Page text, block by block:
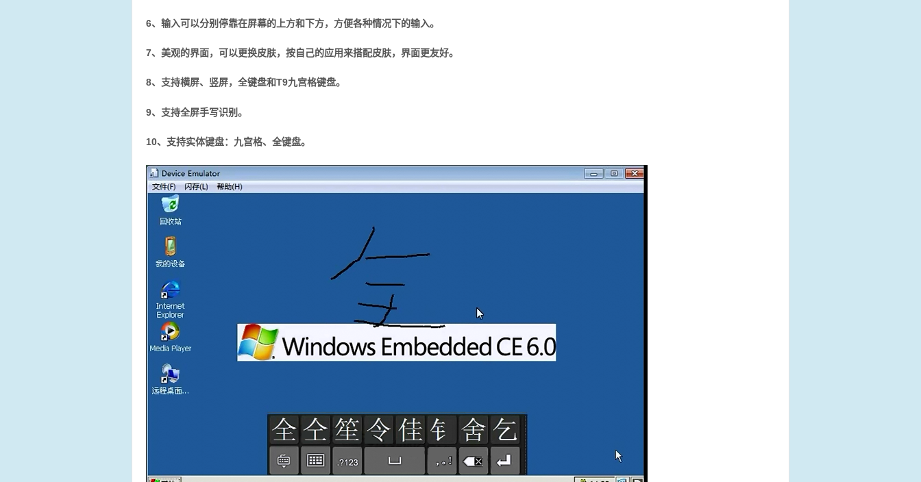
6、输入可以分别停靠在屏幕的上方和下方，方便各种情况下的输入。
7、美观的界面，可以更换皮肤，按自己的应用来搭配皮肤，界面更友好。
8、支持横屏、竖屏，全键盘和T9九宫格键盘。
9、支持全屏手写识别。
10、支持实体键盘：九宫格、全键盘。